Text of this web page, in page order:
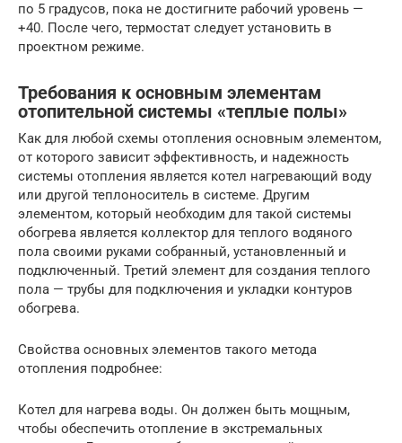
по 5 градусов, пока не достигните рабочий уровень —
+40. После чего, термостат следует установить в
проектном режиме.
Требования к основным элементам
отопительной системы «теплые полы»
Как для любой схемы отопления основным элементом,
от которого зависит эффективность, и надежность
системы отопления является котел нагревающий воду
или другой теплоноситель в системе. Другим
элементом, который необходим для такой системы
обогрева является коллектор для теплого водяного
пола своими руками собранный, установленный и
подключенный. Третий элемент для создания теплого
пола — трубы для подключения и укладки контуров
обогрева.
Свойства основных элементов такого метода
отопления подробнее:
Котел для нагрева воды. Он должен быть мощным,
чтобы обеспечить отопление в экстремальных